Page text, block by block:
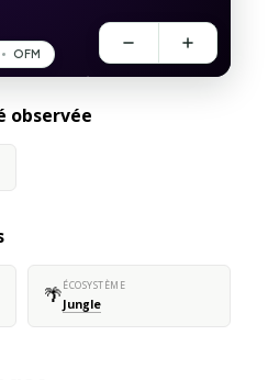
observée
🌴ÉCOSYSTÈME
Jungle